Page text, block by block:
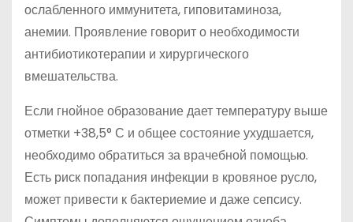
ослабленного иммунитета, гиповитаминоза,
анемии. Проявление говорит о необходимости
антибиотикотерапии и хирургического
вмешательства.
Если гнойное образование дает температуру выше
отметки +38,5° С и общее состояние ухудшается,
необходимо обратиться за врачебной помощью.
Есть риск попадания инфекции в кровяное русло,
может привести к бактериемие и даже сепсису.